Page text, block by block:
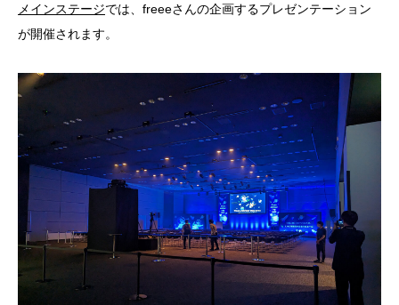
メインステージでは、freeeさんの企画するプレゼンテーション
が開催されます。